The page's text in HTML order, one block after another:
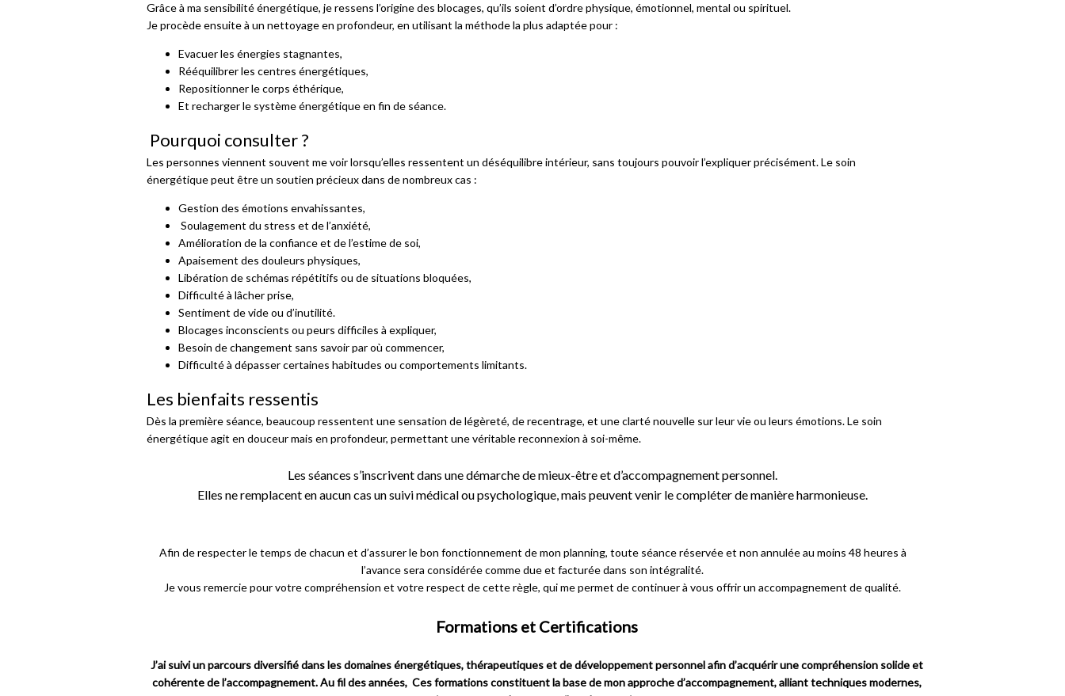
Grâce à ma sensibilité énergétique, je ressens l’origine des blocages, qu’ils soient d’ordre physique, émotionnel, mental ou spirituel.
Je procède ensuite à un nettoyage en profondeur, en utilisant la méthode la plus adaptée pour :
Evacuer les énergies stagnantes,
Rééquilibrer les centres énergétiques,
Repositionner le corps éthérique,
Et recharger le système énergétique en fin de séance.
Pourquoi consulter ?
Les personnes viennent souvent me voir lorsqu’elles ressentent un déséquilibre intérieur, sans toujours pouvoir l’expliquer précisément. Le soin
énergétique peut être un soutien précieux dans de nombreux cas :
Gestion des émotions envahissantes,
Soulagement du stress et de l’anxiété,
Amélioration de la confiance et de l’estime de soi,
Apaisement des douleurs physiques,
Libération de schémas répétitifs ou de situations bloquées,
Difficulté à lâcher prise,
Sentiment de vide ou d’inutilité.
Blocages inconscients ou peurs difficiles à expliquer,
Besoin de changement sans savoir par où commencer,
Difficulté à dépasser certaines habitudes ou comportements limitants.
Les bienfaits ressentis
Dès la première séance, beaucoup ressentent une sensation de légèreté, de recentrage, et une clarté nouvelle sur leur vie ou leurs émotions. Le soin
énergétique agit en douceur mais en profondeur, permettant une véritable reconnexion à soi-même.
Les séances s’inscrivent dans une démarche de mieux-être et d’accompagnement personnel.
Elles ne remplacent en aucun cas un suivi médical ou psychologique, mais peuvent venir le compléter de manière harmonieuse.
Afin de respecter le temps de chacun et d’assurer le bon fonctionnement de mon planning, toute séance réservée et non annulée au moins 48 heures à
l’avance sera considérée comme due et facturée dans son intégralité.
Je vous remercie pour votre compréhension et votre respect de cette règle, qui me permet de continuer à vous offrir un accompagnement de qualité.
Formations et Certifications
J’ai suivi un parcours diversifié dans les domaines énergétiques, thérapeutiques et de développement personnel afin d’acquérir une compréhension solide et
cohérente de l’accompagnement. Au fil des années, Ces formations constituent la base de mon approche d’accompagnement, alliant techniques modernes,